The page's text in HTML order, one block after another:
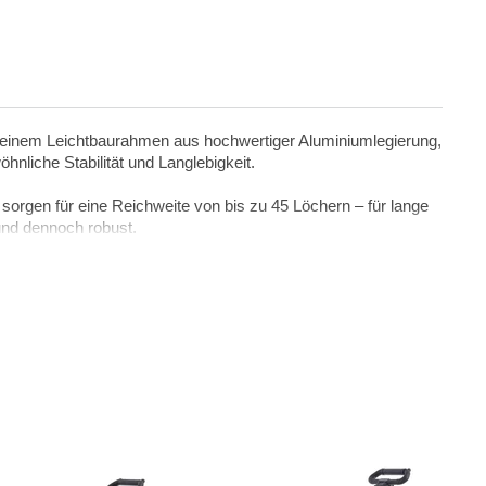
Leichtbaurahmen aus hochwertiger Aluminiumlegierung,
Stabilität und Langlebigkeit.
für eine Reichweite von bis zu 45 Löchern – für lange
dennoch robust.
Transport macht. Die stufenlose
Anpassung sorgt. Optional können Sie den